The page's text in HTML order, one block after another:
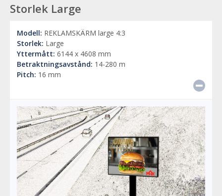
Storlek Large
Modell: REKLAMSKÄRM large 4:3
Storlek: Large
Yttermått: 6144 x 4608 mm
Betraktningsavstånd: 14-280 m
Pitch: 16 mm